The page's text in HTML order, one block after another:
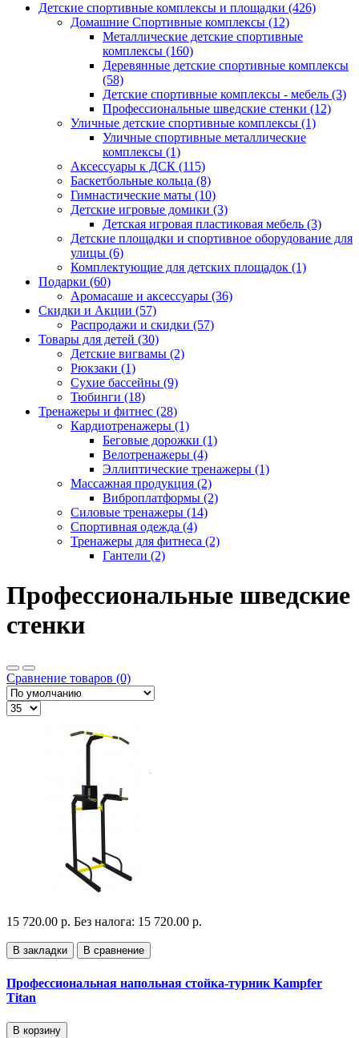
Детские спортивные комплексы и площадки (426)
Домашние Спортивные комплексы (12)
Металлические детские спортивные
комплексы (160)
Деревянные детские спортивные комплексы
(58)
Детские спортивные комплексы - мебель (3)
Профессиональные шведские стенки (12)
Уличные детские спортивные комплексы (1)
Уличные спортивные металлические
комплексы (1)
Аксессуары к ДСК (115)
Баскетбольные кольца (8)
Гимнастические маты (10)
Детские игровые домики (3)
Детская игровая пластиковая мебель (3)
Детские площадки и спортивное оборудование для
улицы (6)
Комплектующие для детских площадок (1)
Подарки (60)
Аромасаше и аксессуары (36)
Скидки и Акции (57)
Распродажи и скидки (57)
Товары для детей (30)
Детские вигвамы (2)
Рюкзаки (1)
Сухие бассейны (9)
Тюбинги (18)
Тренажеры и фитнес (28)
Кардиотренажеры (1)
Беговые дорожки (1)
Велотренажеры (4)
Эллиптические тренажеры (1)
Массажная продукция (2)
Виброплатформы (2)
Силовые тренажеры (14)
Спортивная одежда (4)
Тренажеры для фитнеса (2)
Гантели (2)
Профессиональные шведские
стенки
Сравнение товаров (0)
15 720.00 р. Без налога: 15 720.00 р.
В закладки В сравнение
Профессиональная напольная стойка-турник Kampfer
Titan
В корзину